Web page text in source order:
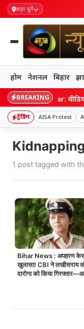
शहर चुनें
होम नेशनल बिहार
BREAKING
Bihar:
ट्रेंडिंग AISA Protest
1 post tagged with
Bihar News : अपहरण
खुलासा! CBI ने लखीसराय
दारोगा को किया